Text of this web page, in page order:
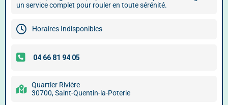
un service complet pour rouler en toute sérénité.
Horaires Indisponibles
Quartier Rivière
30700, Saint-Quentin-la-Poterie